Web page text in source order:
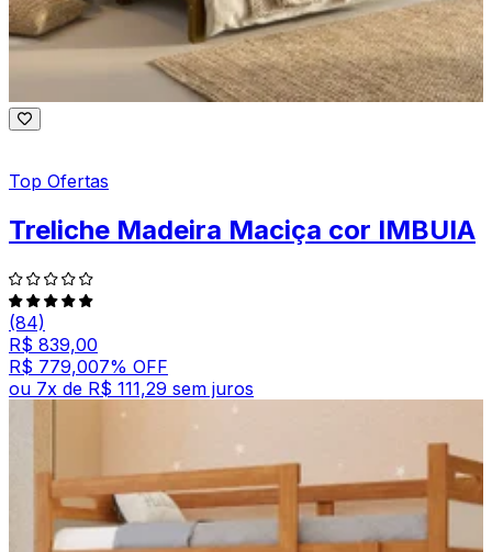
Top Ofertas
Treliche Madeira Maciça cor IMBUIA
(84)
R$ 839,00
R$ 779,007% OFF
ou 7x de R$ 111,29 sem juros